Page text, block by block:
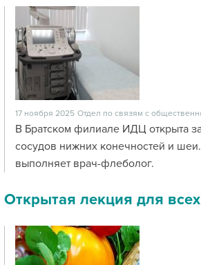
17 ноября 2025 Отдел по связям с
В Братском филиале ИДЦ открыта
сосудов нижних конечностей и
выполняет врач-флеболог.
Открытая лекция для